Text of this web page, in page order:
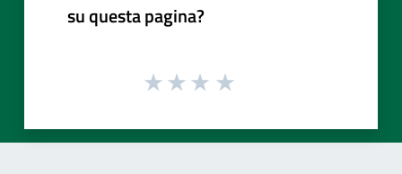
su questa pagina?